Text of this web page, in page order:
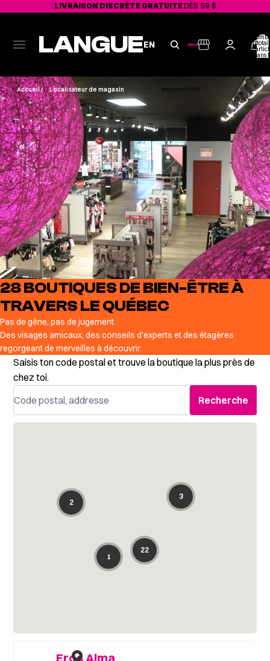
LIVRAISON DISCRÈTE GRATUITEDÈS 59 $
LANGUEEN total
dans
Accueil/ Localisateur de magasin
28 BOUTIQUES DE BIEN-ÊTRE À
TRAVERS LE QUÉBEC
Pas de gêne, pas de jugement.
Des visages amicaux, des conseils d'experts et des étagères
regorgeant de merveilles à découvrir.
Saisis ton code postal et trouve la boutique la plus près de
chez toi.